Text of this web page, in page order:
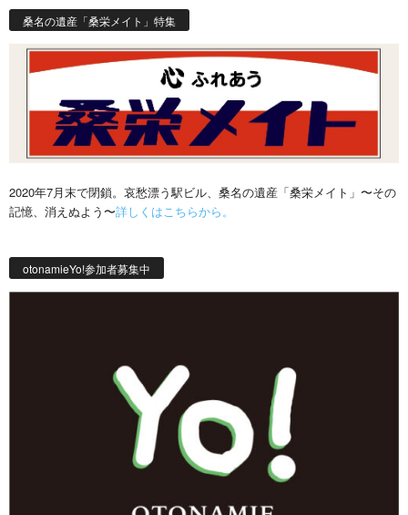
桑名の遺産「桑栄メイト」特集
2020年7月末で閉鎖。哀愁漂う駅ビル、桑名の遺産「桑栄メイト」〜その
記憶、消えぬよう〜詳しくはこちらから。
otonamieYo!参加者募集中